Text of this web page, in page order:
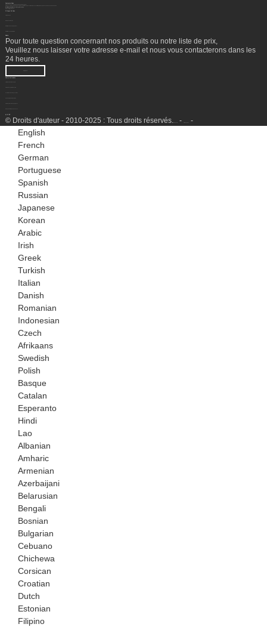
Contactez-Nous
Pour toute question concernant nos produits ou notre liste de prix,
Veuillez nous laisser votre adresse e-mail et nous vous contacterons dans les
24 heures.
Centre De Produits
© Droits d'auteur - 2010-2025 : Tous droits réservés. - -
English
French
German
Portuguese
Spanish
Russian
Japanese
Korean
Arabic
Irish
Greek
Turkish
Italian
Danish
Romanian
Indonesian
Czech
Afrikaans
Swedish
Polish
Basque
Catalan
Esperanto
Hindi
Lao
Albanian
Amharic
Armenian
Azerbaijani
Belarusian
Bengali
Bosnian
Bulgarian
Cebuano
Chichewa
Corsican
Croatian
Dutch
Estonian
Filipino